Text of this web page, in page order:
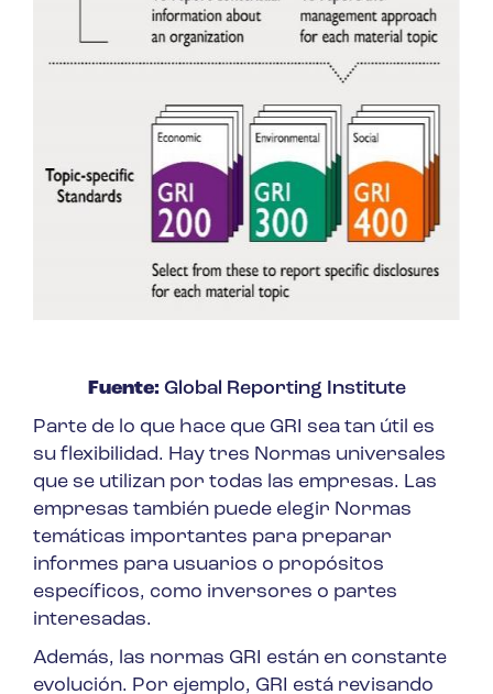
Fuente: Global Reporting Institute
Parte de lo que hace que GRI sea tan útil es
su flexibilidad. Hay tres Normas universales
que se utilizan por todas las empresas. Las
empresas también puede elegir Normas
temáticas importantes para preparar
informes para usuarios o propósitos
específicos, como inversores o partes
interesadas.
Además, las normas GRI están en constante
evolución. Por ejemplo, GRI está revisando